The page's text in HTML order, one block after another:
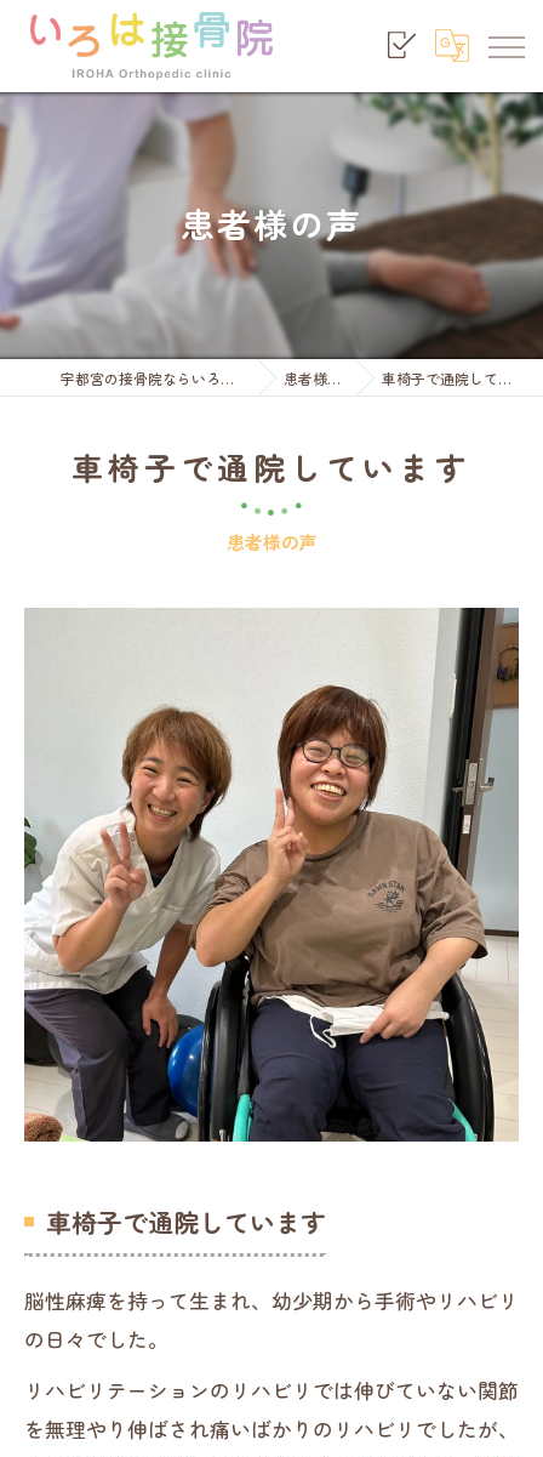
患者様の声
宇都宮の接骨院ならいろは接骨院 患者様の声 車椅子で通院しています
患者様の声
車椅子で通院しています
車椅子で通院しています
脳性麻痺を持って生まれ、幼少期から手術やリハビリ
の日々でした。
リハビリテーションのリハビリでは伸びていない関節
を無理やり伸ばされ痛いばかりのリハビリでしたが、